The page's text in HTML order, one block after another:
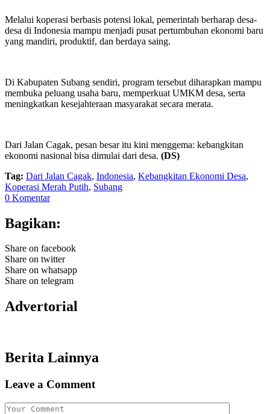
Melalui koperasi berbasis potensi lokal, pemerintah berharap desa-
desa di Indonesia mampu menjadi pusat pertumbuhan ekonomi baru
yang mandiri, produktif, dan berdaya saing.
Di Kabupaten Subang sendiri, program tersebut diharapkan mampu
membuka peluang usaha baru, memperkuat UMKM desa, serta
meningkatkan kesejahteraan masyarakat secara merata.
Dari Jalan Cagak, pesan besar itu kini menggema: kebangkitan
ekonomi nasional bisa dimulai dari desa. (DS)
Tag: Dari Jalan Cagak, Indonesia, Kebangkitan Ekonomi Desa,
Koperasi Merah Putih, Subang
0 Komentar
Bagikan:
Share on facebook
Share on twitter
Share on whatsapp
Share on telegram
Advertorial
Berita Lainnya
Leave a Comment